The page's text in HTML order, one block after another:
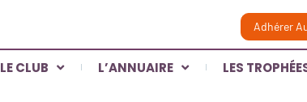
Adhérer
LE CLUB L’ANNUAIRE LES